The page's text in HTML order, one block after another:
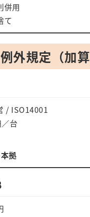
併用
て
外規定（加
/ ISO14001
台
拠